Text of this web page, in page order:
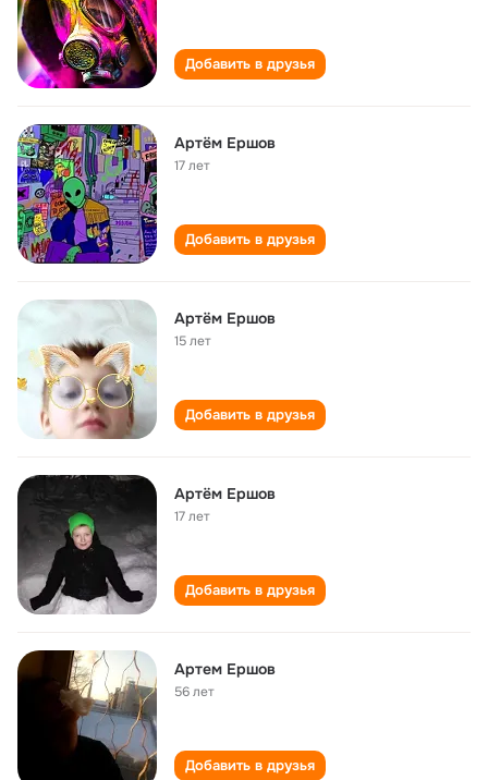
Добавить в друзья
Артём Ершов
17 лет
Добавить в друзья
Артём Ершов
15 лет
Добавить в друзья
Артём Ершов
17 лет
Добавить в друзья
Артем Ершов
56 лет
Добавить в друзья